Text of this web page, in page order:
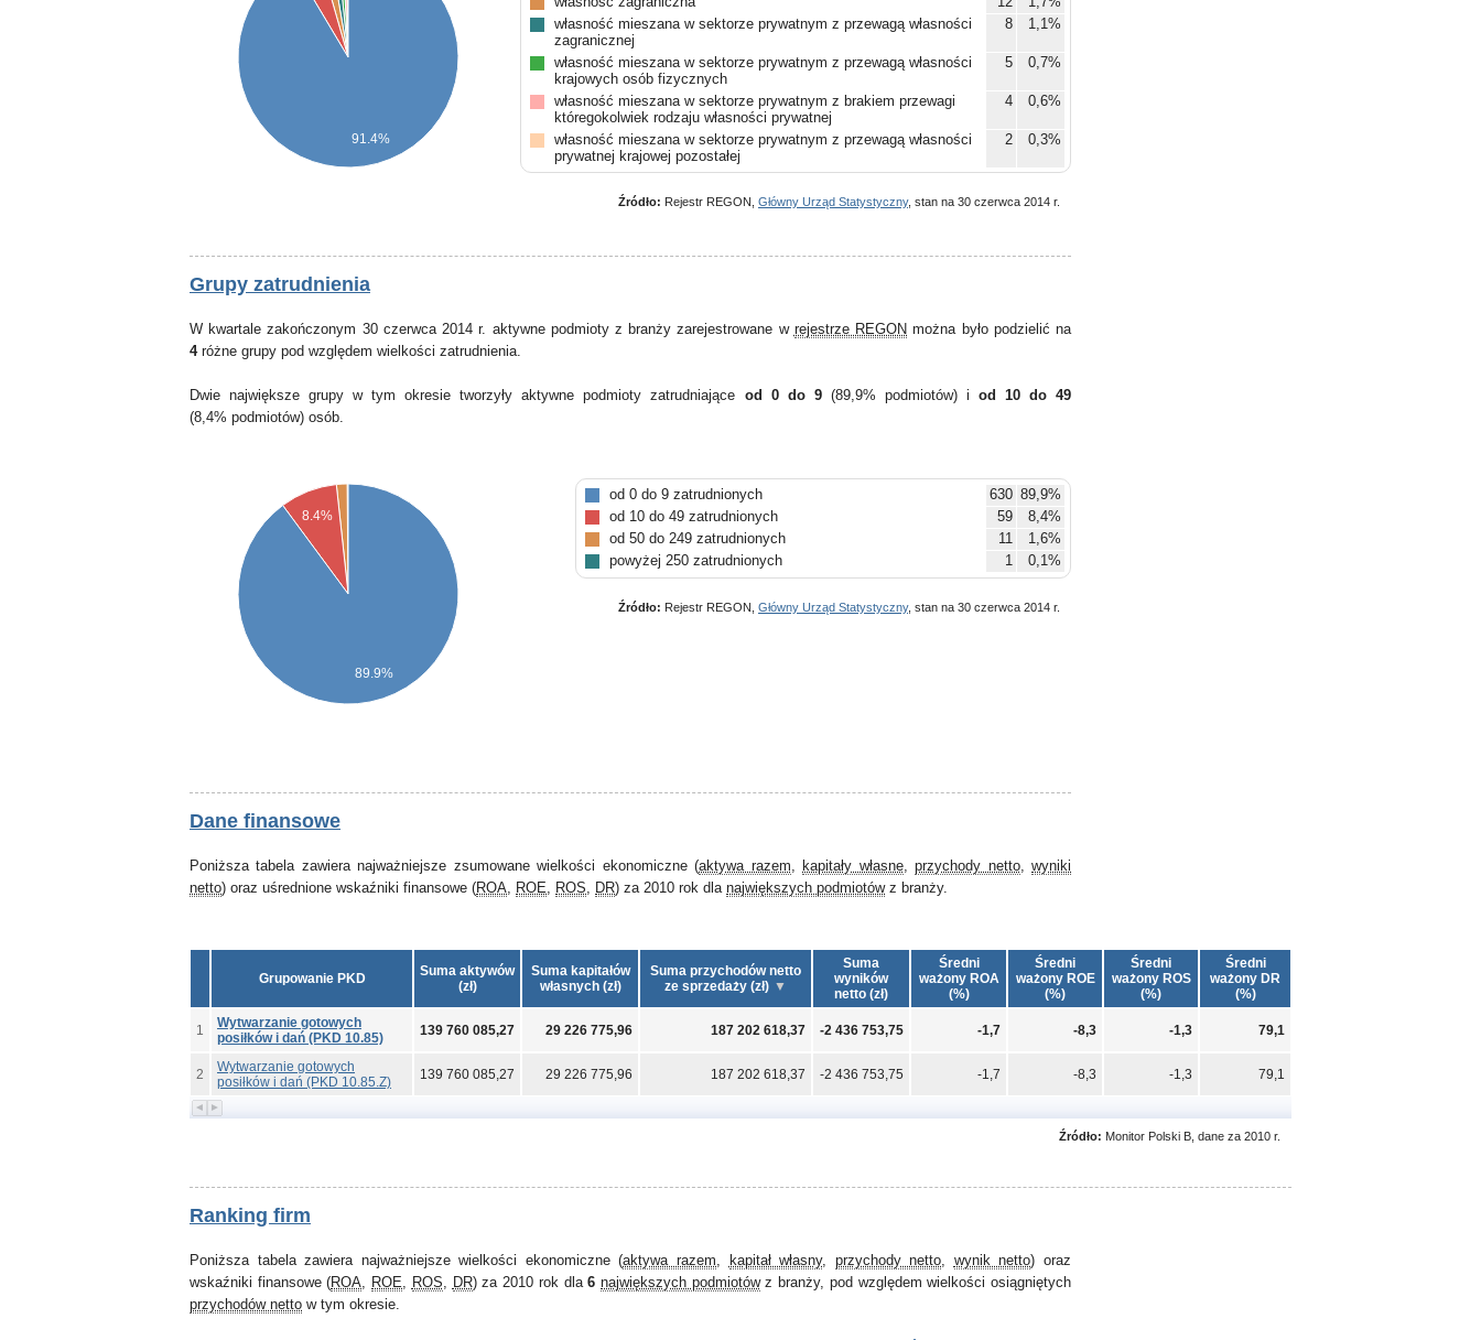
91.4%
własność mieszana w sektorze prywatnym z przewagą własności
zagranicznej
8 1,1%
własność mieszana w sektorze prywatnym z przewagą własności
krajowych osób fizycznych
5 0,7%
własność mieszana w sektorze prywatnym z brakiem przewagi
któregokolwiek rodzaju własności prywatnej
4 0,6%
własność mieszana w sektorze prywatnym z przewagą własności
prywatnej krajowej pozostałej
2 0,3%
Źródło: Rejestr REGON, Główny Urząd Statystyczny, stan na 30 czerwca 2014 r.
Grupy zatrudnienia
W kwartale zakończonym 30 czerwca 2014 r. aktywne podmioty z branży zarejestrowane w rejestrze REGON można było podzielić na
4różne grupy pod względem wielkości zatrudnienia.
Dwie największe grupy w tym okresie tworzyły aktywne podmioty zatrudniające od 0 do 9 (89,9% podmiotów) i od 10 do 49
(8,4% podmiotów) osób.
8.4%
89.9%
od 0 do 9 zatrudnionych 630 89,9%
od 10 do 49 zatrudnionych
59
8,4%
od 50 do 249 zatrudnionych
11
1,6%
powyżej 250 zatrudnionych
1 0,1%
Źródło: Rejestr REGON, Główny Urząd Statystyczny, stan na 30 czerwca 2014 r.
Dane finansowe
Poniższa tabela zawiera najważniejsze zsumowane wielkości ekonomiczne (aktywa razem, kapitały własne,przychody netto,wyniki
netto) oraz uśrednione wskaźniki finansowe (ROA, ROE, ROS, DR) za 2010 rok dla największych podmiotówz branży.
Grupowanie PKD
Suma aktywów
(zł)
Suma kapitałów
własnych (zł)
Suma przychodów netto
ze sprzedaży (zł)
Suma
wyników
netto (zł)
Średni
ważony ROA
(%)
Średni
ważony ROE
(%)
Średni
ważony ROS
(%)
Średni
ważony DR
(%)
1
Wytwarzanie gotowych
posiłków i dań (PKD 10.85)
139 760 085,27 29 226 775,96 187 202 618,37 -2 436 753,75 -1,7 -8,3 -1,3 79,1
2
Wytwarzanie gotowych
posiłków i dań (PKD 10.85.Z)
139 760 085,27 29 226 775,96 187 202 618,37 -2 436 753,75 -1,7 -8,3 -1,3 79,1
Źródło: Monitor Polski B, dane za 2010 r.
Ranking firm
Poniższa tabela zawiera najważniejsze wielkości ekonomiczne (aktywa razem, kapitał własny, przychody netto, wynik netto) oraz
wskaźniki finansowe (ROA, ROE, ROS, DR) za 2010 rok dla6 największych podmiotówz branży, pod względem wielkości osiągniętych
przychodów netto w tym okresie.